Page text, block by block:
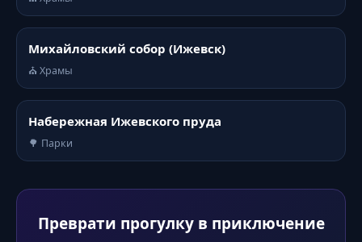
Михайловский собор (Ижевск)
⛪ Храмы
Набережная Ижевского пруда
🌳 Парки
Преврати прогулку в приключение